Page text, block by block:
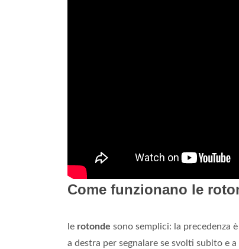
Come funzionano le
le rotonde sono semplici: la precedenza
a destra per segnalare se svolti subito e